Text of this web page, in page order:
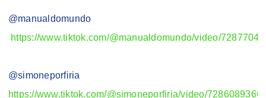
@manualdomundo
https://www.tiktok.com/@manualdomundo/video/
@simoneporfiria
https://www.tiktok.com/@simoneporfiria/video/